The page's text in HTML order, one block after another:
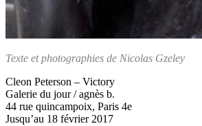
Texte et photographies de Nicolas Gzeley
Cleon Peterson – Victory
Galerie du jour / agnès b.
44 rue quincampoix, Paris 4e
Jusqu’au 18 février 2017